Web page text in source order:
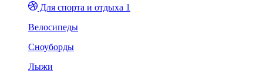
Для спорта и отдыха 1
Велосипеды
Сноуборды
Лыжи